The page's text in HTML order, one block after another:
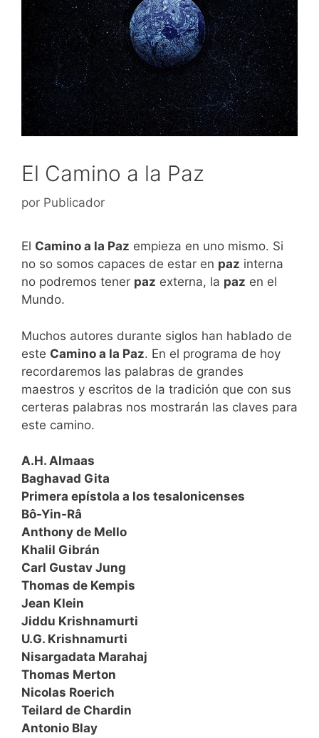
El Camino a la Paz
por Publicador
El Camino a la Paz empieza en uno mismo. Si
no so somos capaces de estar en paz interna
no podremos tener paz externa, la paz en el
Mundo.
Muchos autores durante siglos han hablado de
este Camino a la Paz. En el programa de hoy
recordaremos las palabras de grandes
maestros y escritos de la tradición que con sus
certeras palabras nos mostrarán las claves para
este camino.
A.H. Almaas
Baghavad Gita
Primera epístola a los tesalonicenses
Bô-Yin-Râ
Anthony de Mello
Khalil Gibrán
Carl Gustav Jung
Thomas de Kempis
Jean Klein
Jiddu Krishnamurti
U.G. Krishnamurti
Nisargadata Marahaj
Thomas Merton
Nicolas Roerich
Teilard de Chardin
Antonio Blay